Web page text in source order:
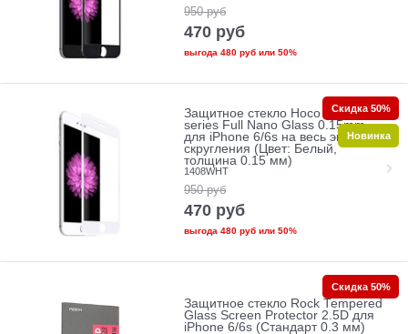
950 руб
470 руб
выгода 480 рубили 50%
Защитное стекло Hoco Ghost
series Full Nano Glass 0.15mm
для iPhone 6/6s на весь экран без
скругления (Цвет: Белый,
толщина 0.15 мм)
1408WHT
950 руб
470 руб
выгода 480 рубили 50%
Скидка 50%
Новинка
Защитное стекло Rock Tempered
Glass Screen Protector 2.5D для
iPhone 6/6s (Стандарт 0.3 мм)
Скидка 50%